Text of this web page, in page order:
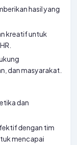
hasil yang
kreatif untuk
dan masyarakat.
dan
dengan tim
mencapai